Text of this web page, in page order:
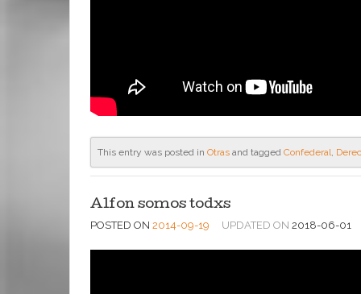
This entry was posted in Otras and tagged Confederal,
Alfon somos todxs
POSTED ON 2014-09-19 UPDATED ON 2018-06-01